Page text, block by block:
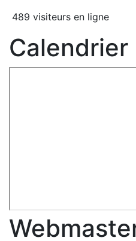
489 visiteurs en ligne
Calendrier